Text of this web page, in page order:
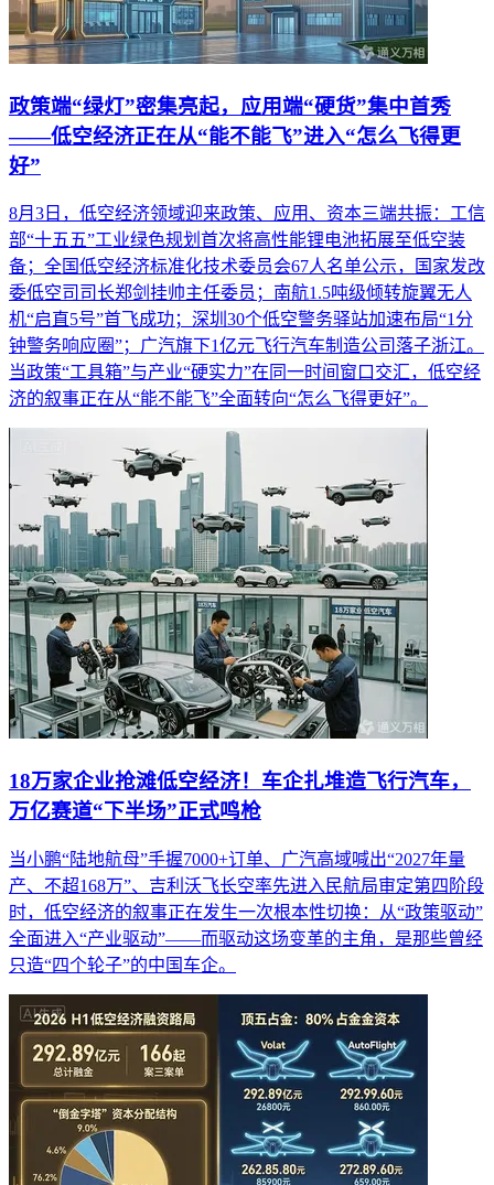
政策端“绿灯”密集亮起，应用端“硬货”集中首秀
——低空经济正在从“能不能飞”进入“怎么飞得更
好”
8月3日，低空经济领域迎来政策、应用、资本三端共振：工信
部“十五五”工业绿色规划首次将高性能锂电池拓展至低空装
备；全国低空经济标准化技术委员会67人名单公示，国家发改
委低空司司长郑剑挂帅主任委员；南航1.5吨级倾转旋翼无人
机“启直5号”首飞成功；深圳30个低空警务驿站加速布局“1分
钟警务响应圈”；广汽旗下1亿元飞行汽车制造公司落子浙江。
当政策“工具箱”与产业“硬实力”在同一时间窗口交汇，低空经
济的叙事正在从“能不能飞”全面转向“怎么飞得更好”。
18万家企业抢滩低空经济！车企扎堆造飞行汽车，
万亿赛道“下半场”正式鸣枪
当小鹏“陆地航母”手握7000+订单、广汽高域喊出“2027年量
产、不超168万”、吉利沃飞长空率先进入民航局审定第四阶段
时，低空经济的叙事正在发生一次根本性切换：从“政策驱动”
全面进入“产业驱动”——而驱动这场变革的主角，是那些曾经
只造“四个轮子”的中国车企。